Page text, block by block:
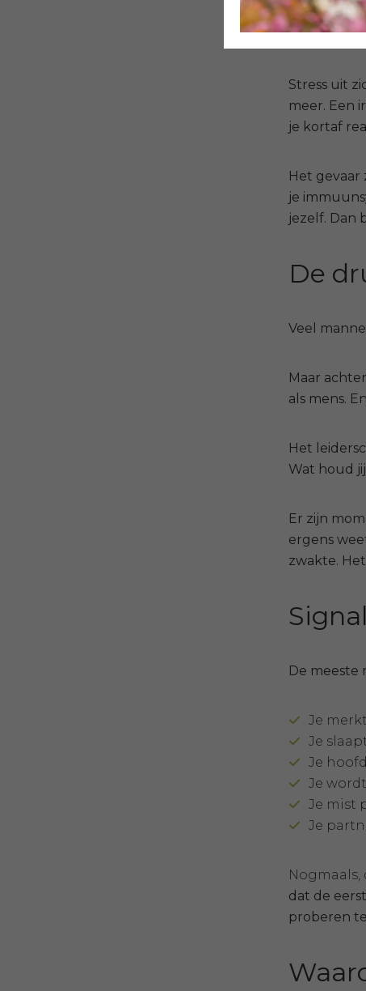
Veel
vanuit rust.
Stress uit
meer. Een
je kortaf
Het gevaar
je
jezelf. Dan
De
Veel
Maar
als mens.
Het
Wat houd
Er zijn
ergens
zwakte.
De meeste
Je
Je
Je
Je
Je mist
Je
dat de
proberen